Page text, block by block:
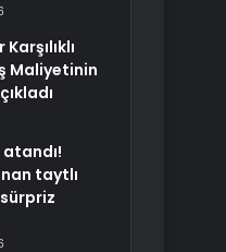
Maliyetinin
atandı!
taytlı